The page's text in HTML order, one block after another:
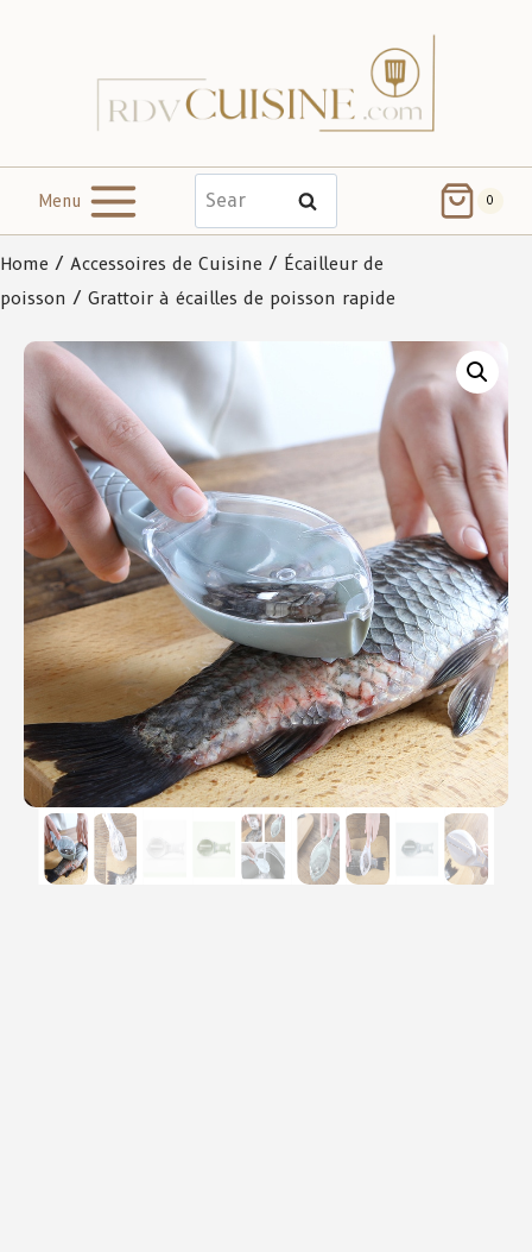
Menu Search 0
Home / Accessoires de Cuisine / Écailleur de
poisson / Grattoir à écailles de poisson rapide